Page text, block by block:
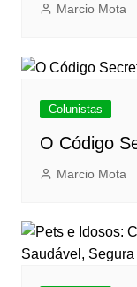
Marcio Mota
Colunistas
O Código
Marcio Mota